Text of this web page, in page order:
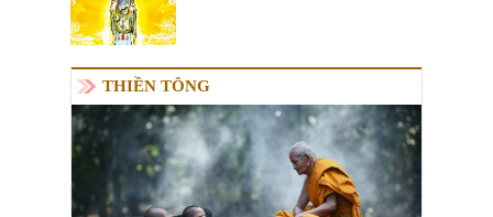
THIỀN TÔNG